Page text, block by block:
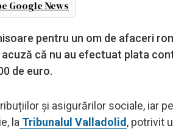
Google News
pentru un om de afaceri
că nu au efectuat plata
de euro.
şi asigurărilor sociale, iar
la Tribunalul Valladolid, potrivit